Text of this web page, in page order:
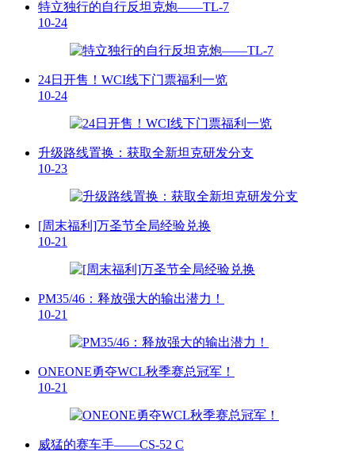
特立独行的自行反坦克炮——TL-7
10-24
24日开售！WCI线下门票福利一览
10-24
升级路线置换：获取全新坦克研发分支
10-23
[周末福利]万圣节全局经验兑换
10-21
PM35/46：释放强大的输出潜力！
10-21
ONEONE勇夺WCL秋季赛总冠军！
10-21
威猛的赛车手——CS-52 C